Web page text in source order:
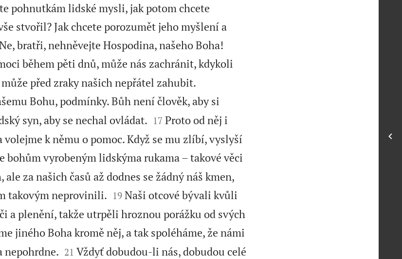
pohnutkám lidské mysli, jak potom chcete
stvořil? Jak chcete porozumět jeho myšlení a
bratři, nehněvejte Hospodina, našeho Boha!
během pěti dnů, může nás zachránit, kdykoli
před zraky našich nepřátel zahubit.
Bohu, podmínky. Bůh není člověk, aby si
syn, aby se nechal ovládat.
17 Proto od něj i
volejme k němu o pomoc. Když se mu zlíbí, vyslyší
bohům vyrobeným lidskýma rukama – takové věci
za našich časů až dodnes se žádný náš kmen,
takovým neprovinili.
19 Naši otcové bývali kvůli
a plenění, takže utrpěli hroznou porážku od svých
jiného Boha kromě něj, a tak spoléháme, že námi
nepohrdne.
21 Vždyť dobudou-li nás, dobudou celé